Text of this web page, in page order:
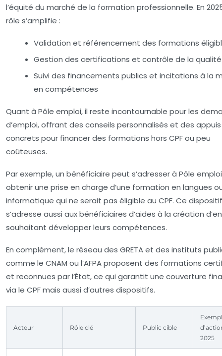
l’équité du marché de la formation professionnelle. En
rôle s’amplifie :
Validation et référencement des formations
Gestion des certifications et contrôle de la qualité
Suivi des financements publics et incitations à la
en compétences
Quant à Pôle emploi, il reste incontournable pour les
d’emploi, offrant des conseils personnalisés et des appuis
concrets pour financer des formations hors CPF ou peu
coûteuses.
Par exemple, un bénéficiaire peut s’adresser à Pôle
obtenir une prise en charge d’une formation en langues
informatique qui ne serait pas éligible au CPF. Ce dispositif
s’adresse aussi aux bénéficiaires d’aides à la création
souhaitant développer leurs compétences.
En complément, le réseau des GRETA et des instituts
comme le CNAM ou l’AFPA proposent des formations
et reconnues par l’État, ce qui garantit une couverture
via le CPF mais aussi d’autres dispositifs.
Acteur Rôle clé Public cible
2025